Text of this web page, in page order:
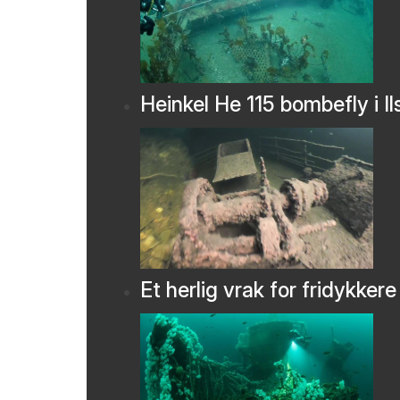
Heinkel He 115 bombefly i
Et herlig vrak for fridykkere